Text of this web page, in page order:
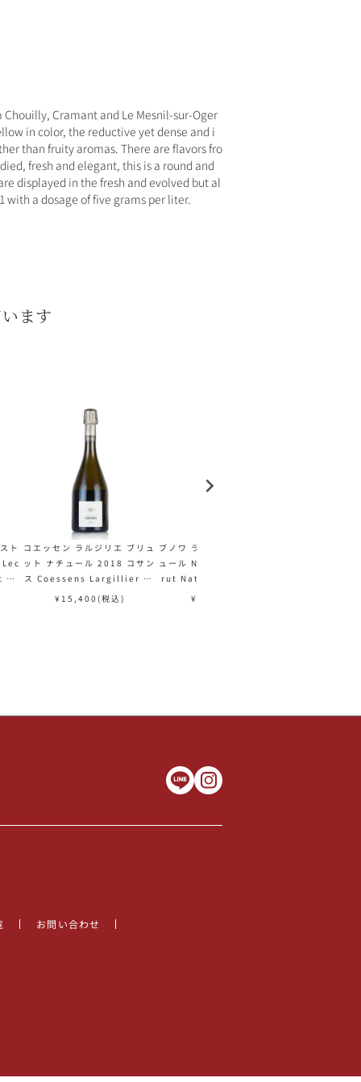
Cramant and Le Mesnil-sur-Oger
in color, the reductive yet dense and i
than fruity aromas. There are flavors fro
fresh and elegant, this is a round and
displayed in the fresh and evolved but al
with a dosage of five grams per liter.
ます
ト
Lec
コエッセン ラルジリエ ブリュ
ット ナチュール 2018 コサン
ス Coessens Largillier Br
ut Nature フランス シャンパ
¥ 15,400 (税込)
ブノワ ライエ ブリュット ナチ
ュール NV Benoit Lahaye B
rut Nature フランス シャン
¥
お問い合わせ